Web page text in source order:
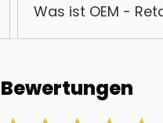
Was ist OEM -
Bewertungen